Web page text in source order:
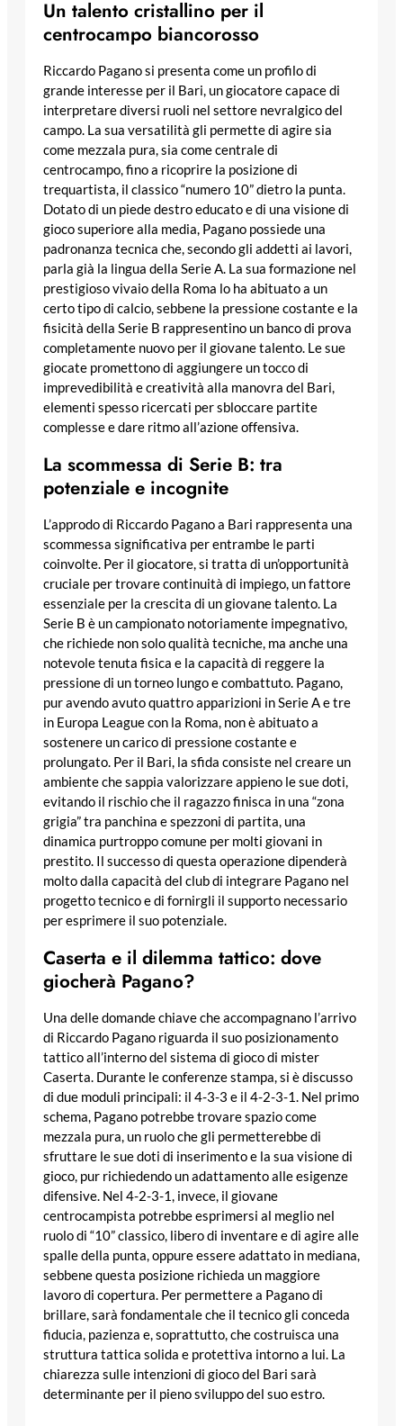
Un talento cristallino per il
centrocampo biancorosso
Riccardo Pagano si presenta come un profilo di
grande interesse per il Bari, un giocatore capace di
interpretare diversi ruoli nel settore nevralgico del
campo. La sua versatilità gli permette di agire sia
come mezzala pura, sia come centrale di
centrocampo, fino a ricoprire la posizione di
trequartista, il classico “numero 10” dietro la punta.
Dotato di un piede destro educato e di una visione di
gioco superiore alla media, Pagano possiede una
padronanza tecnica che, secondo gli addetti ai lavori,
parla già la lingua della Serie A. La sua formazione nel
prestigioso vivaio della Roma lo ha abituato a un
certo tipo di calcio, sebbene la pressione costante e la
fisicità della Serie B rappresentino un banco di prova
completamente nuovo per il giovane talento. Le sue
giocate promettono di aggiungere un tocco di
imprevedibilità e creatività alla manovra del Bari,
elementi spesso ricercati per sbloccare partite
complesse e dare ritmo all’azione offensiva.
La scommessa di Serie B: tra
potenziale e incognite
L’approdo di Riccardo Pagano a Bari rappresenta una
scommessa significativa per entrambe le parti
coinvolte. Per il giocatore, si tratta di un’opportunità
cruciale per trovare continuità di impiego, un fattore
essenziale per la crescita di un giovane talento. La
Serie B è un campionato notoriamente impegnativo,
che richiede non solo qualità tecniche, ma anche una
notevole tenuta fisica e la capacità di reggere la
pressione di un torneo lungo e combattuto. Pagano,
pur avendo avuto quattro apparizioni in Serie A e tre
in Europa League con la Roma, non è abituato a
sostenere un carico di pressione costante e
prolungato. Per il Bari, la sfida consiste nel creare un
ambiente che sappia valorizzare appieno le sue doti,
evitando il rischio che il ragazzo finisca in una “zona
grigia” tra panchina e spezzoni di partita, una
dinamica purtroppo comune per molti giovani in
prestito. Il successo di questa operazione dipenderà
molto dalla capacità del club di integrare Pagano nel
progetto tecnico e di fornirgli il supporto necessario
per esprimere il suo potenziale.
Caserta e il dilemma tattico: dove
giocherà Pagano?
Una delle domande chiave che accompagnano l’arrivo
di Riccardo Pagano riguarda il suo posizionamento
tattico all’interno del sistema di gioco di mister
Caserta. Durante le conferenze stampa, si è discusso
di due moduli principali: il 4-3-3 e il 4-2-3-1. Nel primo
schema, Pagano potrebbe trovare spazio come
mezzala pura, un ruolo che gli permetterebbe di
sfruttare le sue doti di inserimento e la sua visione di
gioco, pur richiedendo un adattamento alle esigenze
difensive. Nel 4-2-3-1, invece, il giovane
centrocampista potrebbe esprimersi al meglio nel
ruolo di “10” classico, libero di inventare e di agire alle
spalle della punta, oppure essere adattato in mediana,
sebbene questa posizione richieda un maggiore
lavoro di copertura. Per permettere a Pagano di
brillare, sarà fondamentale che il tecnico gli conceda
fiducia, pazienza e, soprattutto, che costruisca una
struttura tattica solida e protettiva intorno a lui. La
chiarezza sulle intenzioni di gioco del Bari sarà
determinante per il pieno sviluppo del suo estro.